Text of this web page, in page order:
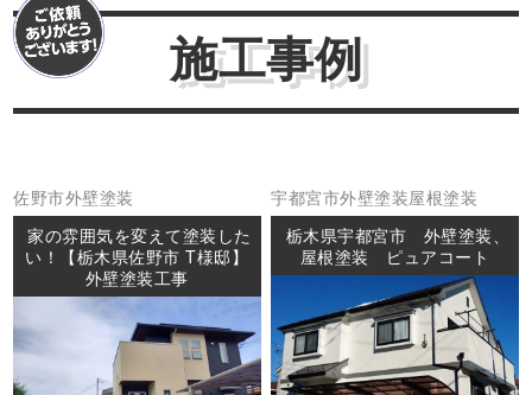
施工事例
佐野市外壁塗装
家の雰囲気を変えて塗装した
い！【栃木県佐野市 T様邸】
外壁塗装工事
宇都宮市外壁塗装屋根塗装
栃木県宇都宮市 外壁塗装、
屋根塗装 ピュアコート